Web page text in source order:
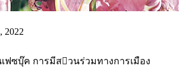
2022
ฟซบุ๊ค การมีสวนร่วมทางการเมือง